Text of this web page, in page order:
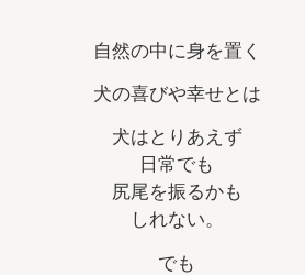
自然の中に身を置く
犬の喜びや幸せとは
犬はとりあえず
日常でも
尻尾を振るかも
しれない。
でも